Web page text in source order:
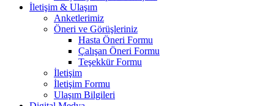
İletişim & Ulaşım
Anketlerimiz
Öneri ve Görüşleriniz
Hasta Öneri Formu
Çalışan Öneri Formu
Teşekkür Formu
İletişim
İletişim Formu
Ulaşım Bilgileri